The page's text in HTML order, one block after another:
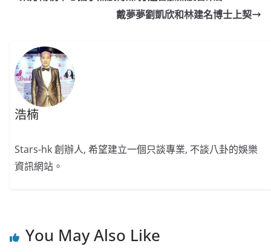
o
k
o
at Li
戴夢夢劉凱欣和林建名博士上契
浩楠
Stars-hk 創辦人, 希望建立一個只談專業, 不談八卦的娛樂
資訊網站。
You May Also Like